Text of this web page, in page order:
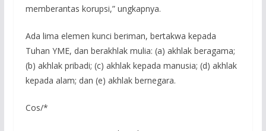
memberantas korupsi,” ungkapnya.
Ada lima elemen kunci beriman, bertakwa kepada
Tuhan YME, dan berakhlak mulia: (a) akhlak beragama;
(b) akhlak pribadi; (c) akhlak kepada manusia; (d) akhlak
kepada alam; dan (e) akhlak bernegara.
Cos/*